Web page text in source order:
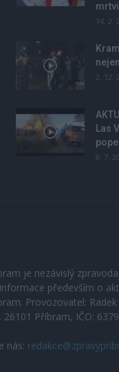
14. 2.
2. 12.
Las
8. 7.
je nezávislý
především o
Provozovatel:
26101 Příbram, IČO:
nás: